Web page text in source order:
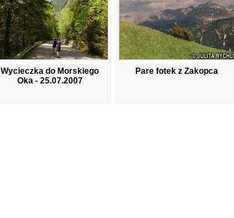
Wycieczka do Morskiego
Oka - 25.07.2007
Pare fotek z Zakopca